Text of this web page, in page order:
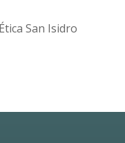
San Isidro